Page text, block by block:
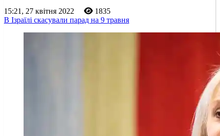
15:21, 27 квітня 2022
1835
В Ізраїлі скасували парад на 9 травня